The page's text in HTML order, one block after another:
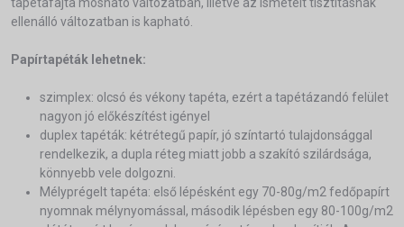
ellenálló változatban is kapható.
Papírtapéták lehetnek:
szimplex: olcsó és vékony tapéta, ezért a tapétázandó felület
nagyon jó előkészítést igényel
duplex tapéták: kétrétegű papír, jó színtartó tulajdonsággal
rendelkezik, a dupla réteg miatt jobb a szakító szilárdsága,
könnyebb vele dolgozni.
Mélyprégelt tapéta: első lépésként egy 70-80g/m2 fedőpapírt
nyomnak mélynyomással, második lépésben egy 80-100g/m2